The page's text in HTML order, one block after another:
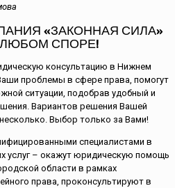
«ЗАКОННАЯ СИЛА»
СПОРЕ!
консультацию в Нижнем
проблемы в сфере права, помогут
ситуации, подобрав удобный и
Вариантов решения Вашей
Выбор только за Вами!
специалистами в
услуг – окажут юридическую помощь
области в рамках
права, проконсультируют в